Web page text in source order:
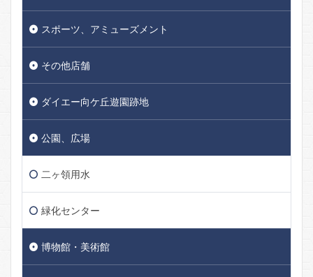
スポーツ、アミューズメント
その他店舗
ダイエー向ケ丘遊園跡地
公園、広場
二ヶ領用水
緑化センター
博物館・美術館